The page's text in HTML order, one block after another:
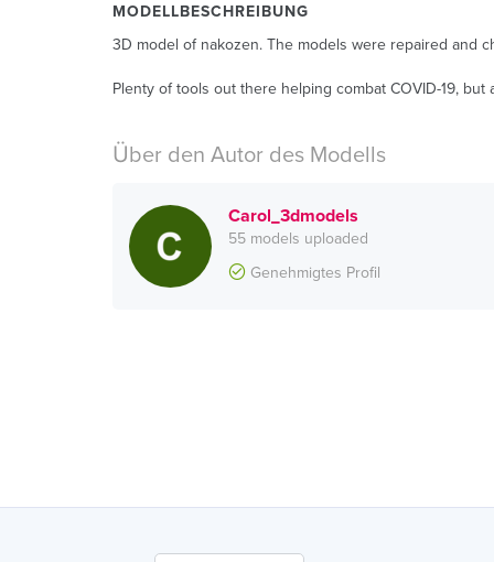
MODELLBESCHREIBUNG
3D model of nakozen. The models were repaired and
Plenty of tools out there helping combat COVID-19,
Über den Autor des Modells
Carol_3dmodels
55 models uploaded
Genehmigtes Profil